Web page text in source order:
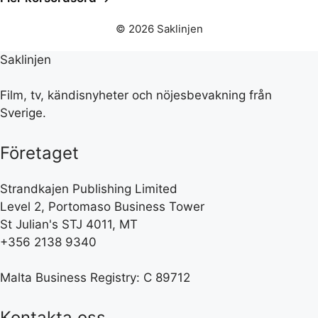
© 2026 Saklinjen
Saklinjen
Film, tv, kändisnyheter och nöjesbevakning från
Sverige.
Företaget
Strandkajen Publishing Limited
Level 2, Portomaso Business Tower
St Julian's STJ 4011, MT
+356 2138 9340
Malta Business Registry: C 89712